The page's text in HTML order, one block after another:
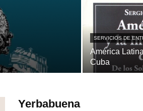
SERVICIOS DE
América
Cuba
Yerbabuena